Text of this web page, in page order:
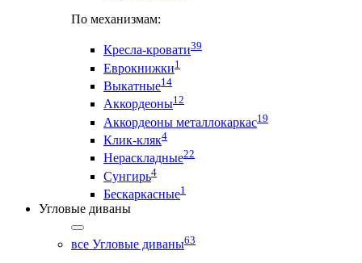
По механизмам:
Кресла-кровати39
Еврокнижки1
Выкатные14
Аккордеоны12
Аккордеоны металлокаркас19
Клик-кляк4
Нераскладные22
Сунгирь4
Бескаркасные1
Угловые диваны
все Угловые диваны63